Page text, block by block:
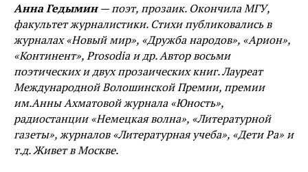
Анна Гедымин— поэт, прозаик. Окончила МГУ,
факультет журналистики. Стихи публиковались в
журналах «Новый мир», «Дружба народов», «Арион»,
«Континент», Prosodia и др. Автор восьми
поэтических и двух прозаических книг. Лауреат
Международной Волошинской Премии, премии
им.Анны Ахматовой журнала «Юность»,
радиостанции «Немецкая волна», «Литературной
газеты», журналов «Литературная учеба», «Дети Ра» и
т.д. Живет в Москве.